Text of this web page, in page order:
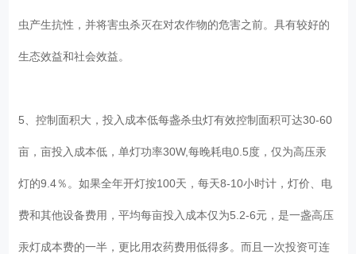
虫产生抗性，并将害虫杀灭在对农作物的危害之前。具有较好的
生态效益和社会效益。
5、控制面积大，投入成本低每盏杀虫灯有效控制面积可达30-60
亩，亩投入成本低，单灯功率30W,每晚耗电0.5度，仅为高压汞
灯的9.4％。如果全年开灯按100天，每天8-10小时计，灯价、电
费和其他设备费用，平均每亩投入成本仅为5.2-6元，是一盏高压
汞灯成本费的一半，更比用农药费用低得多。而且一次投资可连